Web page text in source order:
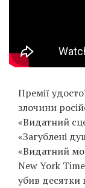
Премії
злочини
«Видатний
«Загублені
«Видатний
New York
убив десятки